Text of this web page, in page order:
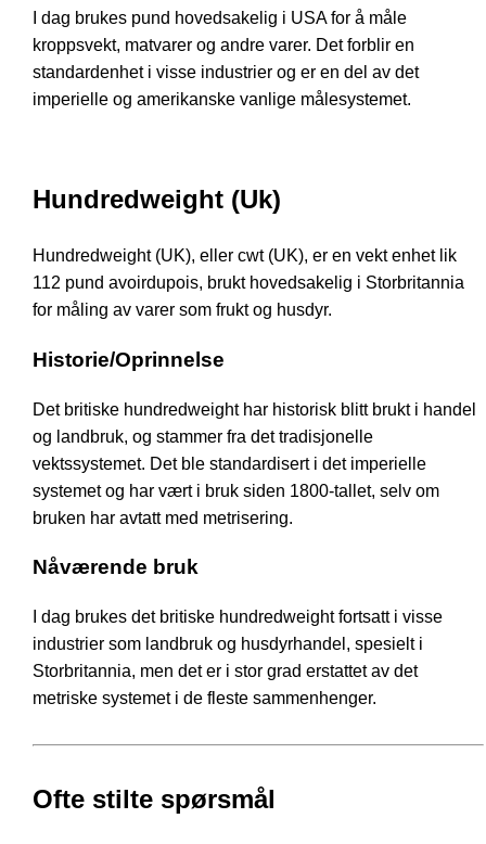
I dag brukes pund hovedsakelig i USA for å måle
kroppsvekt, matvarer og andre varer. Det forblir en
standardenhet i visse industrier og er en del av det
imperielle og amerikanske vanlige målesystemet.
Hundredweight (Uk)
Hundredweight (UK), eller cwt (UK), er en vekt enhet lik
112 pund avoirdupois, brukt hovedsakelig i Storbritannia
for måling av varer som frukt og husdyr.
Historie/Oprinnelse
Det britiske hundredweight har historisk blitt brukt i handel
og landbruk, og stammer fra det tradisjonelle
vektssystemet. Det ble standardisert i det imperielle
systemet og har vært i bruk siden 1800-tallet, selv om
bruken har avtatt med metrisering.
Nåværende bruk
I dag brukes det britiske hundredweight fortsatt i visse
industrier som landbruk og husdyrhandel, spesielt i
Storbritannia, men det er i stor grad erstattet av det
metriske systemet i de fleste sammenhenger.
Ofte stilte spørsmål